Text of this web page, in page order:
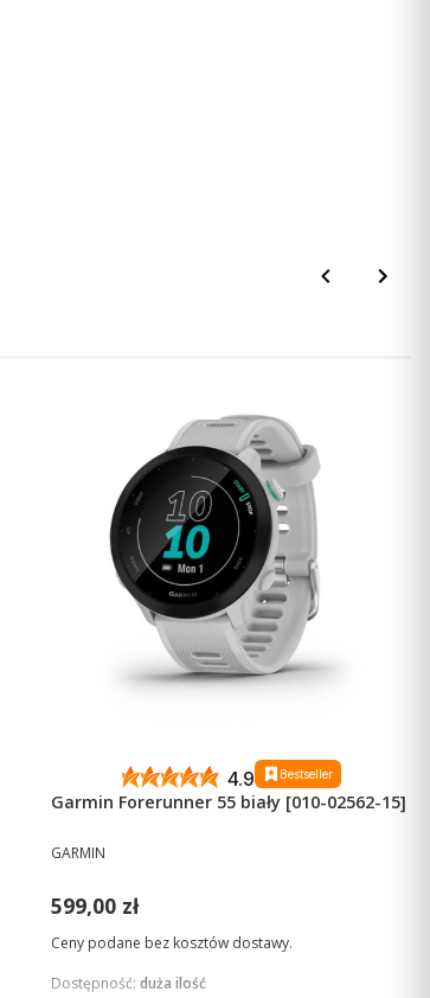
4.9 Bestseller
Garmin Forerunner 55 biały [010-02562-15]
PRODUCENT
GARMIN
Cena
599,00 zł
Ceny podane bez kosztów dostawy.
Dostępność: duża ilość